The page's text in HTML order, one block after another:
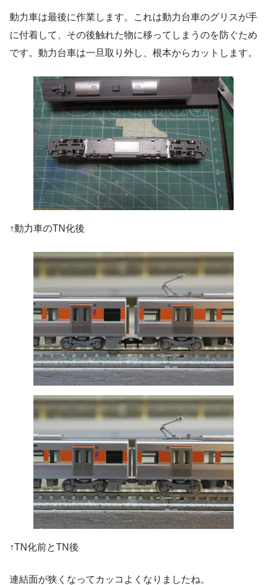
動力車は最後に作業します。これは動力台車のグリスが手
に付着して、その後触れた物に移ってしまうのを防ぐため
です。動力台車は一旦取り外し、根本からカットします。
↑動力車のTN化後
↑TN化前とTN後
連結面が狭くなってカッコよくなりましたね。